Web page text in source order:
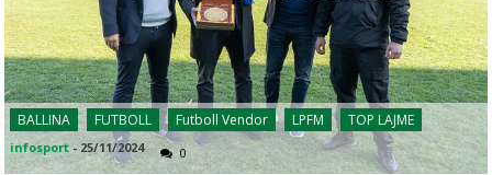
BALLINA FUTBOLL Futboll Vendor LPFM TOP LAJME
infosport -25/11/2024 0